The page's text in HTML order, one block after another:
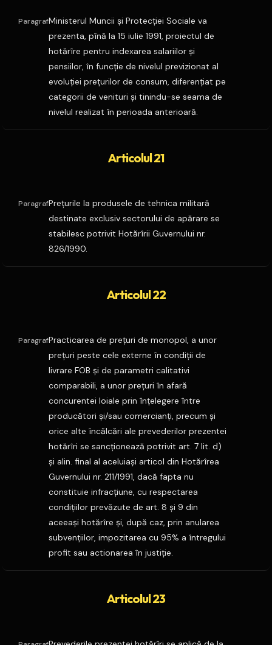
ParagrafMinisterul Muncii şi Protecţiei Sociale va
prezenta, pînă la 15 iulie 1991, proiectul de
hotărîre pentru indexarea salariilor şi
pensiilor, în funcţie de nivelul previzionat al
evoluţiei preţurilor de consum, diferenţiat pe
categorii de venituri şi tinindu-se seama de
nivelul realizat în perioada anterioară.
Articolul 21
ParagrafPreţurile la produsele de tehnica militară
destinate exclusiv sectorului de apărare se
stabilesc potrivit Hotărîrii Guvernului nr.
826/1990.
Articolul 22
ParagrafPracticarea de preţuri de monopol, a unor
preţuri peste cele externe în condiţii de
livrare FOB şi de parametri calitativi
comparabili, a unor preţuri în afară
concurentei loiale prin înţelegere între
producători şi/sau comercianţi, precum şi
orice alte încălcări ale prevederilor prezentei
hotărîri se sancţionează potrivit art. 7 lit. d)
şi alin. final al aceluiaşi articol din Hotărîrea
Guvernului nr. 211/1991, dacă fapta nu
constituie infracţiune, cu respectarea
condiţiilor prevăzute de art. 8 şi 9 din
aceeaşi hotărîre şi, după caz, prin anularea
subvenţiilor, impozitarea cu 95% a întregului
profit sau actionarea în justiţie.
Articolul 23